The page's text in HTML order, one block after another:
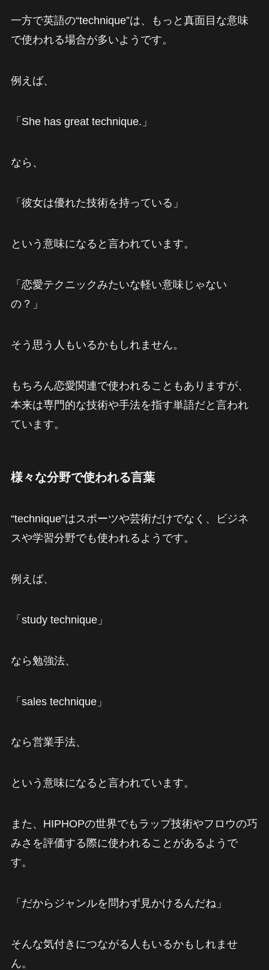
一方で英語の“technique”は、もっと真面目な意味
で使われる場合が多いようです。
例えば、
「She has great technique.」
なら、
「彼女は優れた技術を持っている」
という意味になると言われています。
「恋愛テクニックみたいな軽い意味じゃない
の？」
そう思う人もいるかもしれません。
もちろん恋愛関連で使われることもありますが、
本来は専門的な技術や手法を指す単語だと言われ
ています。
様々な分野で使われる言葉
“technique”はスポーツや芸術だけでなく、ビジネ
スや学習分野でも使われるようです。
例えば、
「study technique」
なら勉強法、
「sales technique」
なら営業手法、
という意味になると言われています。
また、HIPHOPの世界でもラップ技術やフロウの巧
みさを評価する際に使われることがあるようで
す。
「だからジャンルを問わず見かけるんだね」
そんな気付きにつながる人もいるかもしれませ
ん。